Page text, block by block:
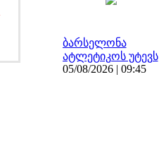
ბარსელონა
ატლეტიკოს უტევს
05/08/2026 | 09:45